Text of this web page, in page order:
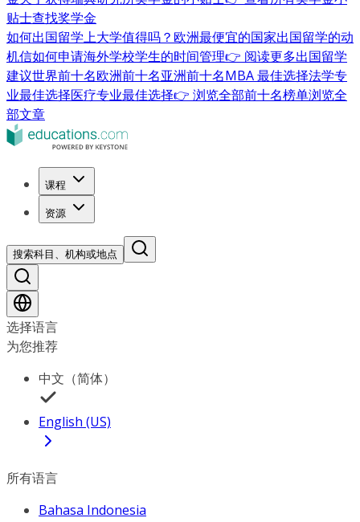
贴士查找奖学金
如何出国留学上大学值得吗？ 欧洲最便宜的国家出国留学的动
机信如何申请海外学校学生的时间管理👉 阅读更多出国留学
建议世界前十名欧洲前十名亚洲前十名MBA 最佳选择法学专
业最佳选择医疗专业最佳选择👉 浏览全部前十名榜单浏览全
部文章
课程
资源
搜索科目、机构或地点
选择语言
为您推荐
中文（简体）
English (US)
所有语言
Bahasa Indonesia